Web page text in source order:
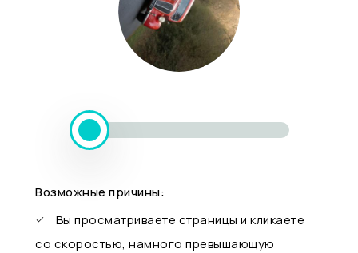
Возможные причины:
Вы просматриваете страницы и кликаете
со скоростью, намного превышающую